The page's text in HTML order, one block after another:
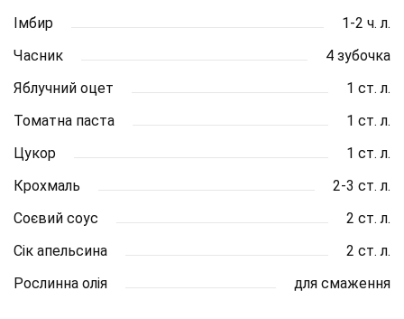
Імбир
1-2 ч. л.
Часник
4 зубочка
Яблучний оцет
1 ст. л.
Томатна паста
1 ст. л.
Цукор
1 ст. л.
Крохмаль
2-3 ст. л.
Соєвий соус
2 ст. л.
Сік апельсина
2 ст. л.
Рослинна олія
для смаження